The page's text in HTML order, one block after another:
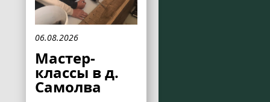
06.08.2026
Мастер-
классы в д.
Самолва